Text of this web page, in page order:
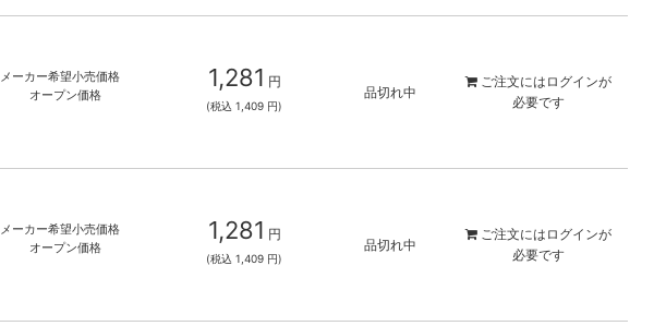
メーカー希望小売価格
オープン価格
1,281 円
(税込 1,409 円)
品切れ中
ご注文には ログインが
必要です
メーカー希望小売価格
オープン価格
1,281 円
(税込 1,409 円)
品切れ中
ご注文には ログインが
必要です